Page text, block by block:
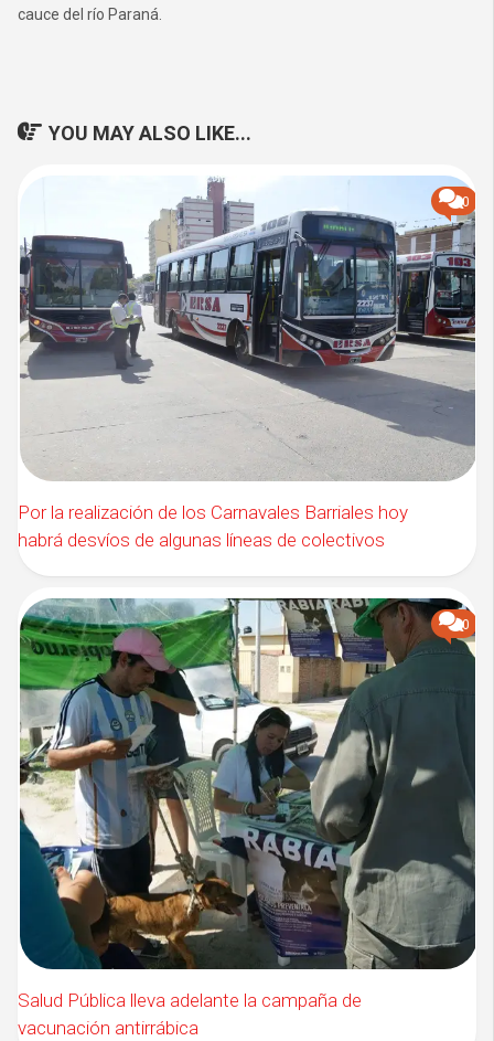
cauce del río Paraná.
YOU MAY ALSO LIKE...
0
Por la realización de los Carnavales Barriales hoy
habrá desvíos de algunas líneas de colectivos
0
Salud Pública lleva adelante la campaña de
vacunación antirrábica